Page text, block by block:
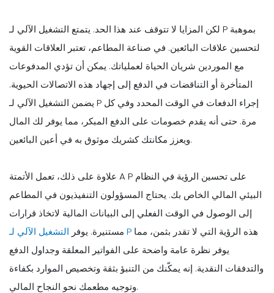
لكن المزايا لا تتوقف عند هذا الحد. يتمتع التشغيل الآلي لـ P بموهبة
لتحسين علاقات البائعين. في صناعة المطاعم، تعتبر العلاقات القوية
مع الموردين شريان الحياة لعملياتك. يمكن أن تؤدي المدفوعات
المتأخرة أو التناقضات في الدفع إلى إجهاد هذه الاتصالات الحيوية.
يضمن التشغيل الآلي لـ P إجراء الدفعات في الوقت المحدد وفي كل
مرة. حتى أنه يقدم خصومات على الدفع المبكر، مما يوفر لك المال
ويعزز مكانتك كشريك موثوق به في أعين البائعين.
علاوة على ذلك، تعمل الأتمتة A P على تحسين الرؤية في النظام
البيئي المالي الخاص بك. يحتاج المسؤولون التنفيذيون في المطاعم
إلى الوصول في الوقت الفعلي إلى البيانات المالية لاتخاذ قرارات
مستنيرة. يوفر التشغيل الآلي لـ P
يوفر نظرة عامة واضحة على الفواتير المعلقة وجداول الدفع
والتدفقات النقدية. إنه يمكّنك من التنبؤ بثقة وتخصيص الموارد بكفاءة
وتوجيه مطعمك نحو النجاح المالي.